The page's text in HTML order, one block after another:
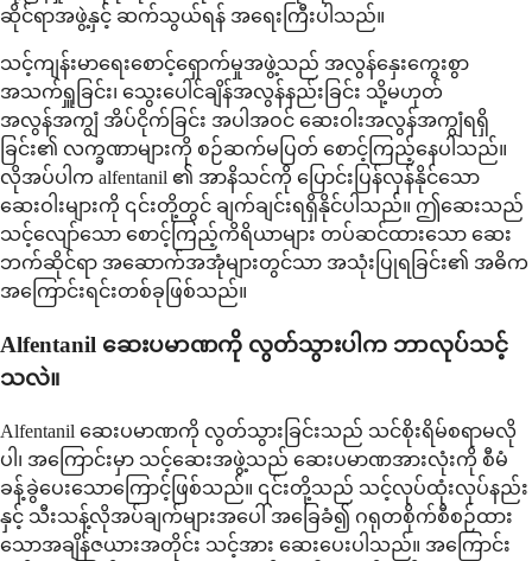
ဆိုင်ရာအဖွဲ့နှင့် ဆက်သွယ်ရန် အရေးကြီးပါသည်။
သင့်ကျန်းမာရေးစောင့်ရှောက်မှုအဖွဲ့သည် အလွန်နှေးကွေးစွာ
အသက်ရှူခြင်း၊ သွေးပေါင်ချိန်အလွန်နည်းခြင်း သို့မဟုတ်
အလွန်အကျွံ အိပ်ငိုက်ခြင်း အပါအဝင် ဆေးဝါးအလွန်အကျွံရရှိ
ခြင်း၏ လက္ခဏာများကို စဉ်ဆက်မပြတ် စောင့်ကြည့်နေပါသည်။
လိုအပ်ပါက alfentanil ၏ အာနိသင်ကို ပြောင်းပြန်လှန်နိုင်သော
ဆေးဝါးများကို ၎င်းတို့တွင် ချက်ချင်းရရှိနိုင်ပါသည်။ ဤဆေးသည်
သင့်လျော်သော စောင့်ကြည့်ကိရိယာများ တပ်ဆင်ထားသော ဆေး
ဘက်ဆိုင်ရာ အဆောက်အအုံများတွင်သာ အသုံးပြုရခြင်း၏ အဓိက
အကြောင်းရင်းတစ်ခုဖြစ်သည်။
Alfentanil ဆေးပမာဏကို လွတ်သွားပါက ဘာလုပ်သင့်
သလဲ။
Alfentanil ဆေးပမာဏကို လွတ်သွားခြင်းသည် သင်စိုးရိမ်စရာမလို
ပါ၊ အကြောင်းမှာ သင့်ဆေးအဖွဲ့သည် ဆေးပမာဏအားလုံးကို စီမံ
ခန့်ခွဲပေးသောကြောင့်ဖြစ်သည်။ ၎င်းတို့သည် သင့်လုပ်ထုံးလုပ်နည်း
နှင့် သီးသန့်လိုအပ်ချက်များအပေါ် အခြေခံ၍ ဂရုတစိုက်စီစဉ်ထား
သောအချိန်ဇယားအတိုင်း သင့်အား ဆေးပေးပါသည်။ အကြောင်း